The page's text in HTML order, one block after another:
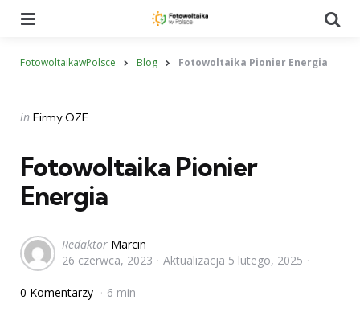
FotowoltaikawPolsce Blog Fotowoltaika Pionier Energia
Categories
Posted
in Firmy OZE
Fotowoltaika Pionier
Energia
Posted
by
Redaktor Marcin
26 czerwca, 2023
Aktualizacja 5 lutego, 2025
0 Komentarzy 6 min